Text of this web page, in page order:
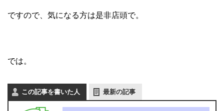
ですので、気になる方は是非店頭で。
では。
この記事を書いた人 最新の記事